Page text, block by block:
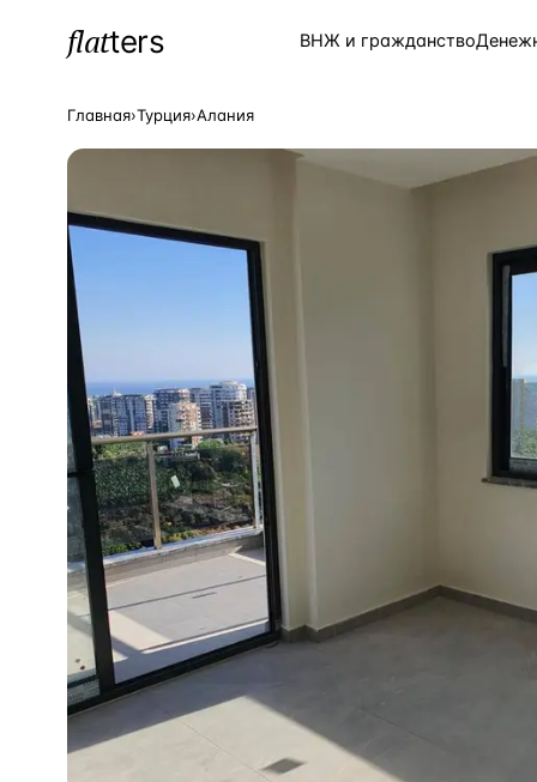
flatters ВНЖ и гражданство
Турция —Страна
Россия
Испания
Кипр
Таиланд —Страна
Греция —Страна
Сочи —Локация
Алания —Локация
Бангкок —Локация
Новороссийск —Локация
Стамбул —
Анталия
Главная›Турция›Алания